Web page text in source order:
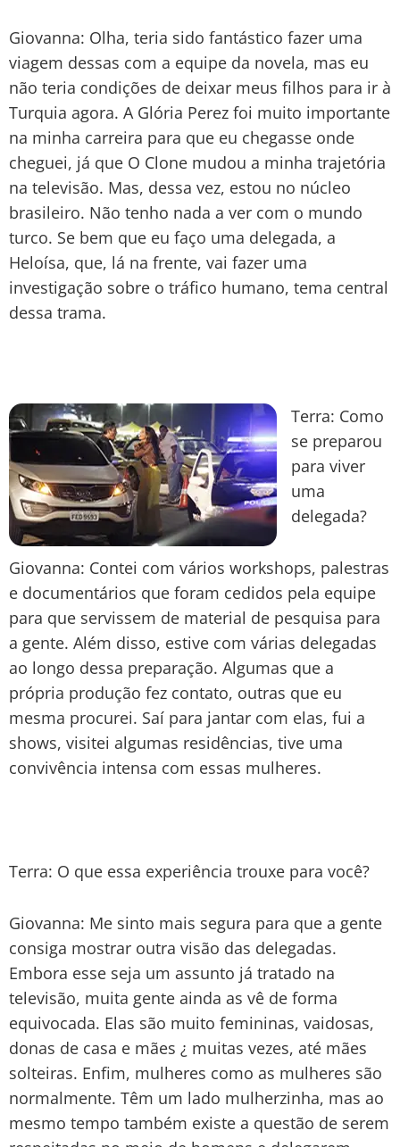
Giovanna: Olha, teria sido fantástico fazer uma
viagem dessas com a equipe da novela, mas eu
não teria condições de deixar meus filhos para ir à
Turquia agora. A Glória Perez foi muito importante
na minha carreira para que eu chegasse onde
cheguei, já que O Clone mudou a minha trajetória
na televisão. Mas, dessa vez, estou no núcleo
brasileiro. Não tenho nada a ver com o mundo
turco. Se bem que eu faço uma delegada, a
Heloísa, que, lá na frente, vai fazer uma
investigação sobre o tráfico humano, tema central
dessa trama.
Terra: Como
se preparou
para viver
uma
delegada?
Giovanna: Contei com vários workshops, palestras
e documentários que foram cedidos pela equipe
para que servissem de material de pesquisa para
a gente. Além disso, estive com várias delegadas
ao longo dessa preparação. Algumas que a
própria produção fez contato, outras que eu
mesma procurei. Saí para jantar com elas, fui a
shows, visitei algumas residências, tive uma
convivência intensa com essas mulheres.
Terra: O que essa experiência trouxe para você?
Giovanna: Me sinto mais segura para que a gente
consiga mostrar outra visão das delegadas.
Embora esse seja um assunto já tratado na
televisão, muita gente ainda as vê de forma
equivocada. Elas são muito femininas, vaidosas,
donas de casa e mães ¿ muitas vezes, até mães
solteiras. Enfim, mulheres como as mulheres são
normalmente. Têm um lado mulherzinha, mas ao
mesmo tempo também existe a questão de serem